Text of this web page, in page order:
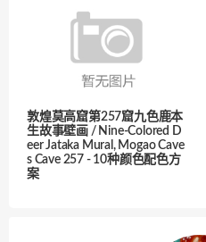
敦煌莫高窟第257窟九色鹿本
生故事壁画 / Nine-Colored D
eer Jataka Mural, Mogao Cave
s Cave 257 - 10种颜色配色方
案